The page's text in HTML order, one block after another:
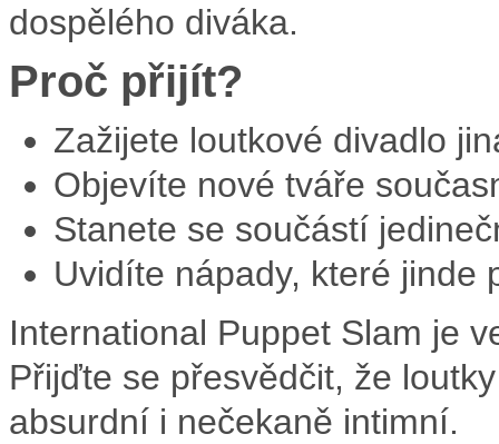
dospělého diváka.
Proč přijít?
Zažijete loutkové divadlo
Objevíte nové tváře
Stanete se součástí
Uvidíte nápady, které jinde
International Puppet Slam je
Přijďte se přesvědčit, že
absurdní i nečekaně intimní.